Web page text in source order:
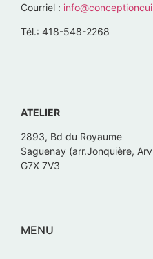
Courriel :
Tél.: 418-548-2268
ATELIER
2893, Bd du Royaume
Saguenay (arr.Jonquière,
G7X 7V3
MENU